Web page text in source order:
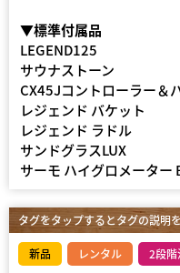
▼標準付属品
LEGEND125
サウナストーン
CX45Jコントローラー＆
レジェンド バケット
レジェンド ラドル
サンドグラスLUX
サーモ ハイグロメーター
タグをタップするとタグの説明
新品 レンタル 2段階